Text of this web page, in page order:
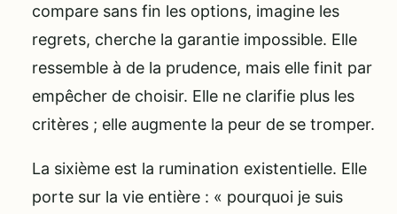
compare sans fin les options, imagine les
regrets, cherche la garantie impossible. Elle
ressemble à de la prudence, mais elle finit par
empêcher de choisir. Elle ne clarifie plus les
critères ; elle augmente la peur de se tromper.
La sixième est la rumination existentielle. Elle
porte sur la vie entière : « pourquoi je suis